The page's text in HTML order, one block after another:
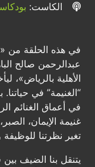
الكاست:
في هذه الحلقة من
عبدالرحمن صالح
الأهلية بالرياض»،
“الغنيمة” في
في أعماق الغنائم
غنيمة الإيمان،
تغير نظرتنا للوظيفة
يتنقل بنا الضيف